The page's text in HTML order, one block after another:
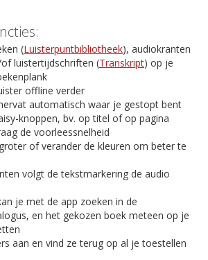
(Luisterpuntbibliotheek), audiokranten
luistertijdschriften (Transkript) op je
offline verder
automatisch waar je gestopt bent
knoppen, bv. op titel of op pagina
de voorleessnelheid
of verander de kleuren om beter te
volgt de tekstmarkering de audio
je met de app zoeken in de
en het gekozen boek meteen op je
aan en vind ze terug op al je toestellen